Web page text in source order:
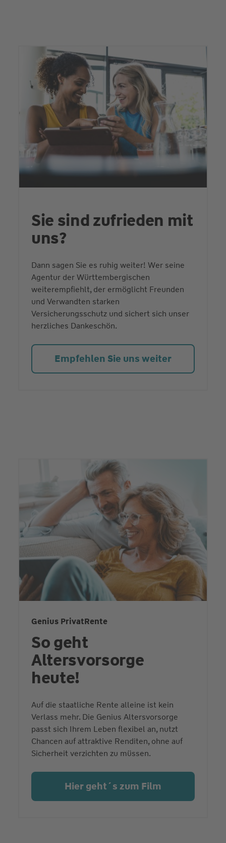
Sie sind zufrieden mit
uns?
Dann sagen Sie es ruhig weiter! Wer seine
Agentur der Württembergischen
weiterempfiehlt, der ermöglicht Freunden
und Verwandten starken
Versicherungsschutz und sichert sich unser
herzliches Dankeschön.
Empfehlen Sie uns weiter
Genius PrivatRente
So geht
Altersvorsorge
heute!
Auf die staatliche Rente alleine ist kein
Verlass mehr. Die Genius Altersvorsorge
passt sich Ihrem Leben flexibel an, nutzt
Chancen auf attraktive Renditen, ohne auf
Sicherheit verzichten zu müssen.
Hier geht´s zum Film